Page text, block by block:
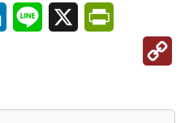
LinkedInLine X